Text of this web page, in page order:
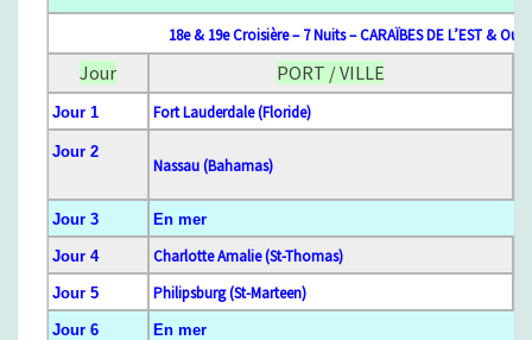
#
1
9
–
C
R
T
C
A
R
18e & 19e Croisière – 7 Nuits – CARAÏBES DE L’EST &
Jour PORT / VILLE
Jour 1 Fort Lauderdale (Floride)
Jour 2
Nassau (Bahamas)
Jour 3 En mer
Jour 4 Charlotte Amalie (St-Thomas)
Jour 5 Philipsburg (St-Marteen)
Jour 6 En mer